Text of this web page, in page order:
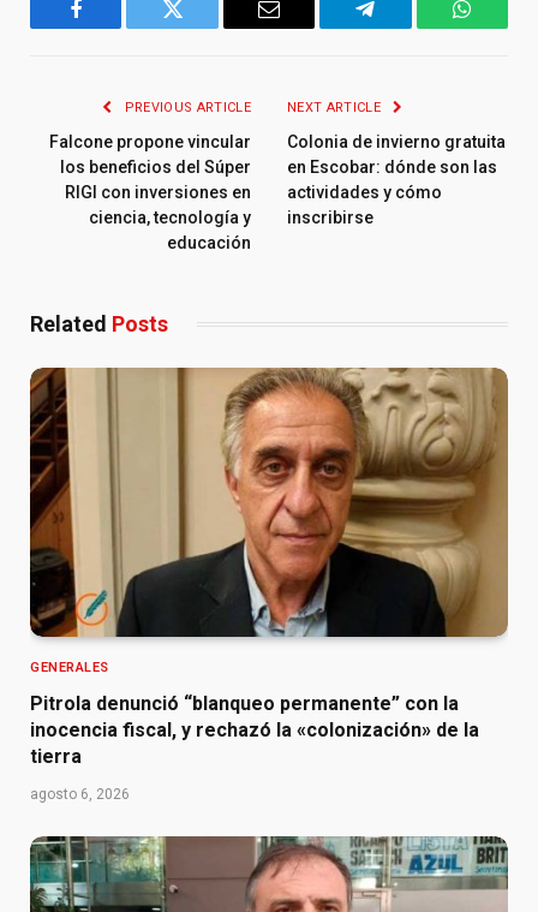
Facebook Twitter Email Telegram
PREVIOUS ARTICLE
Falcone propone vincular
los beneficios del Súper
RIGI con inversiones en
ciencia, tecnología y
educación
NEXT ARTICLE
Colonia de invierno gratuita
en Escobar: dónde son las
actividades y cómo
inscribirse
Related Posts
GENERALES
Pitrola denunció “blanqueo permanente” con la
inocencia fiscal, y rechazó la «colonización» de la
tierra
agosto 6, 2026